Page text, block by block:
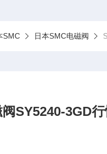
SMC 日本SMC电磁阀
SY5240-3GD